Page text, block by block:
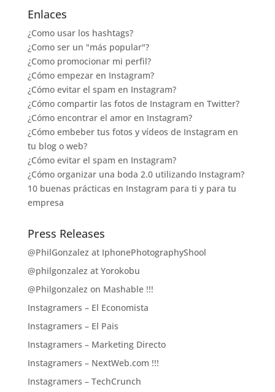
Enlaces
¿Como usar los hashtags?
¿Como ser un "más popular"?
¿Como promocionar mi perfil?
¿Cómo empezar en Instagram?
¿Cómo evitar el spam en Instagram?
¿Cómo compartir las fotos de Instagram en Twitter?
¿Cómo encontrar el amor en Instagram?
¿Cómo embeber tus fotos y vídeos de Instagram en
tu blog o web?
¿Cómo evitar el spam en Instagram?
¿Cómo organizar una boda 2.0 utilizando Instagram?
10 buenas prácticas en Instagram para ti y para tu
empresa
Press Releases
@PhilGonzalez at IphonePhotographyShool
@philgonzalez at Yorokobu
@Philgonzalez on Mashable !!!
Instagramers – El Economista
Instagramers – El Pais
Instagramers – Marketing Directo
Instagramers – NextWeb.com !!!
Instagramers – TechCrunch